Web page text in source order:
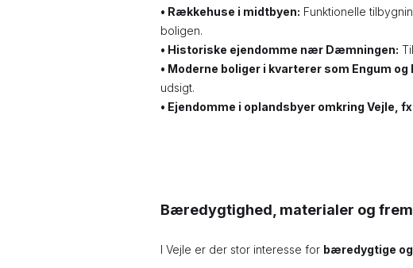
• Rækkehuse i midtbyen: Funktionelle
boligen.
• Historiske ejendomme nær Dæmningen:
• Moderne boliger i kvarterer som Engum og
udsigt.
• Ejendomme i oplandsbyer omkring Vejle,
Bæredygtighed, materialer og
I Vejle er der stor interesse for bæredygtige